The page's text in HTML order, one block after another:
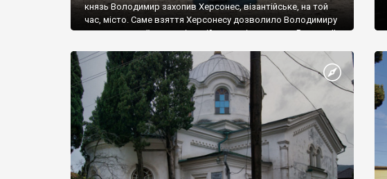
князь Володимир захопив Херсонес, візантійське, на той
час, місто. Саме взяття Херсонесу дозволило Володимиру
диктувати свої умови візантійському імператору Василю ІІ,
Херсонесі Володимир-язичник, став Василем-
християнином. А потім було Хрещення Русі. На честь
Херсонесу Таврійського названо місто […]